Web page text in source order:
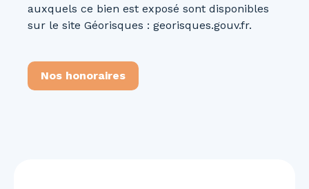
auxquels ce bien est exposé sont disponibles
sur le site Géorisques : georisques.gouv.fr.
Nos honoraires